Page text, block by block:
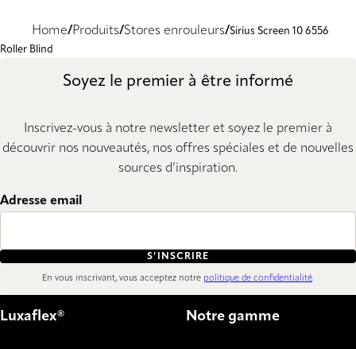
Home Produits Stores enrouleurs Sirius Screen 10 6556
Roller Blind
Soyez le premier à être informé
Inscrivez-vous à notre newsletter et soyez le premier à
découvrir nos nouveautés, nos offres spéciales et de nouvelles
sources d’inspiration.
Adresse email
S’INSCRIRE
En vous inscrivant, vous acceptez notre politique de confidentialité.
Luxaflex® Notre gamme